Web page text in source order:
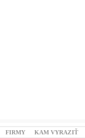
FIRMY KAM VYRAZIŤ